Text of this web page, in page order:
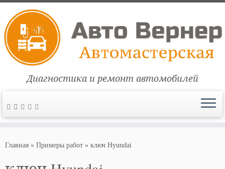
Диагностика и ремонт автомобилей
Главная » Примеры работ » ключ Hyundai